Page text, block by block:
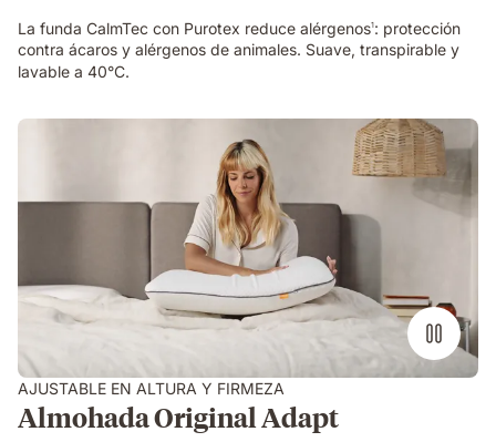
La funda CalmTec con Purotex reduce alérgenos1: protección
contra ácaros y alérgenos de animales. Suave, transpirable y
lavable a 40°C.
mujer
de
una
cama
AJUSTABLE EN ALTURA Y FIRMEZA
Almohada Original Adapt